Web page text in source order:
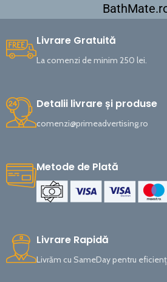
Livrare Gratuită
La comenzi de minim 250 lei.
Detalii livrare și produse
comenzi@primeadvertising.ro
Metode de Plată
Livrare Rapidă
Livrăm cu SameDay pentru